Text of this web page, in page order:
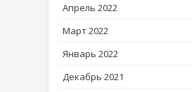
Апрель 2022
Март 2022
Январь 2022
Декабрь 2021